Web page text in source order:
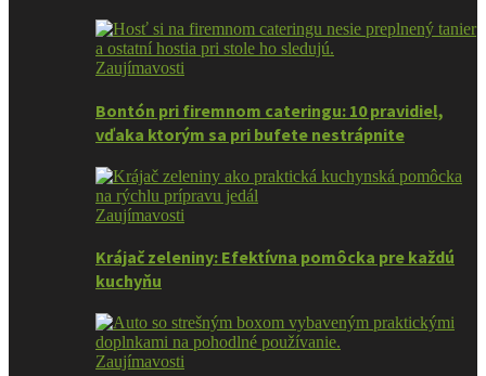
Zaujímavosti
Bontón pri firemnom cateringu: 10 pravidiel,
vďaka ktorým sa pri bufete nestrápnite
Zaujímavosti
Krájač zeleniny: Efektívna pomôcka pre každú
kuchyňu
Zaujímavosti